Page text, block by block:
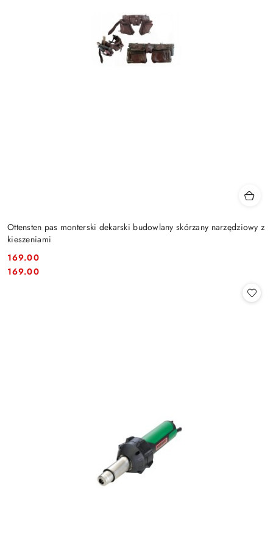
Ottensten pas monterski dekarski budowlany skórzany narzędziowy z
kieszeniami
Cena:
169.00
Cena:
169.00